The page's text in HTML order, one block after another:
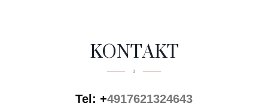
KONTAKT
Tel: +4917621324643